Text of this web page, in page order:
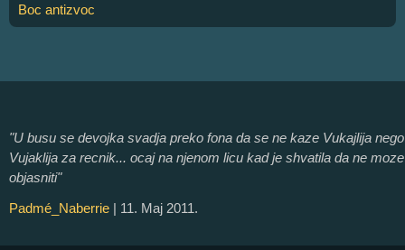
Boc antizvoc
"U busu se devojka svadja preko fona da se ne kaze Vukajlija nego
Vujaklija za recnik... ocaj na njenom licu kad je shvatila da ne moze
objasniti"
Padmé_Naberrie | 11. Maj 2011.